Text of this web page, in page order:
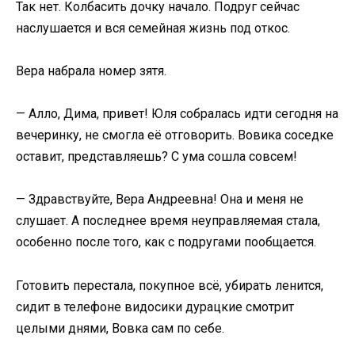
Так нет. Колбасить дочку начало. Подруг сейчас
наслушается и вся семейная жизнь под откос.
Вера набрала номер зятя.
— Алло, Дима, привет! Юля собралась идти сегодня на
вечеринку, не смогла её отговорить. Вовика соседке
оставит, представляешь? С ума сошла совсем!
— Здравствуйте, Вера Андреевна! Она и меня не
слушает. А последнее время неуправляемая стала,
особенно после того, как с подругами пообщается.
Готовить перестала, покупное всё, убирать ленится,
сидит в телефоне видосики дурацкие смотрит
целыми днями, Вовка сам по себе.